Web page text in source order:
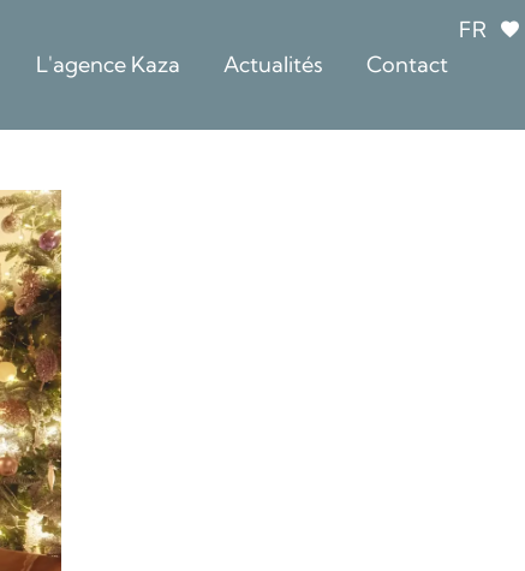
FR
L'agence Kaza Actualités Contact